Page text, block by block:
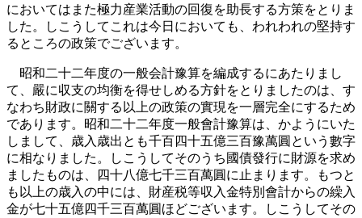
においてはまた極力産業活動の回復を助長する方策をとりま
した。しこうしてこれは今日においても、われわれの堅持す
るところの政策でございます。
昭和二十二年度の一般会計豫算を編成するにあたりまし
て、嚴に収支の均衡を得せしめる方針をとりましたのは、す
なわち財政に關する以上の政策の實現を一層完全にするため
であります。昭和二十二年度一般會計豫算は、かようにいた
しまして、歳入歳出とも千百四十五億三百豫萬圓という數字
に相なりました。しこうしてそのうち國債發行に財源を求め
ましたものは、四十八億七千三百萬圓に止まります。もつと
も以上の歳入の中には、財産税等収入金特別會計からの繰入
金が七十五億四千三百萬圓ほどございます。しこうしてその